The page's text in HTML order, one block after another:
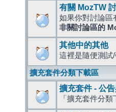
有關 MozTW
如果你對討論區
非關討論區的
其他中的其他
這裡是隨便測試
擴充套件分類下載區
擴充套件 - 公
「擴充套件分